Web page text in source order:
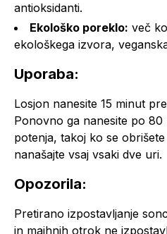
antioksidanti.
Ekološko poreklo: več
ekološkega izvora,
Uporaba:
Losjon nanesite 15 minut
Ponovno ga nanesite po 80
potenja, takoj ko se
nanašajte vsaj vsaki dve uri.
Opozorila:
Pretirano izpostavljanje
in majhnih otrok ne